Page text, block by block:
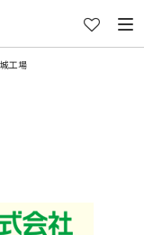
工場